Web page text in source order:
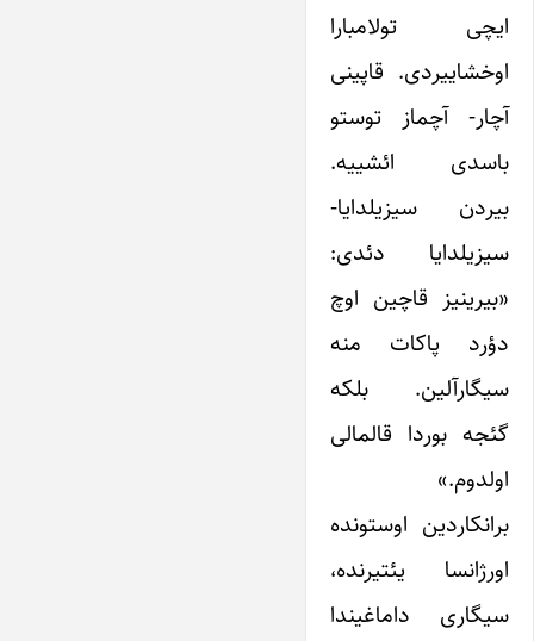
ایچی تولامبارا
اوخشاییردی. قاپینی
آچار- آچماز توستو
باسدی ائشییه.
بیردن سیزیلدایا-
سیزیلدایا دئدی:
«بیرینیز قاچین اوچ
دؤرد پاکات منه
سیگارآلین. بلکه
گئجه بوردا قالمالی
اولدوم.»
برانکاردین اوستونده
اورژانسا یئتیرنده،
سیگاری داماغیندا